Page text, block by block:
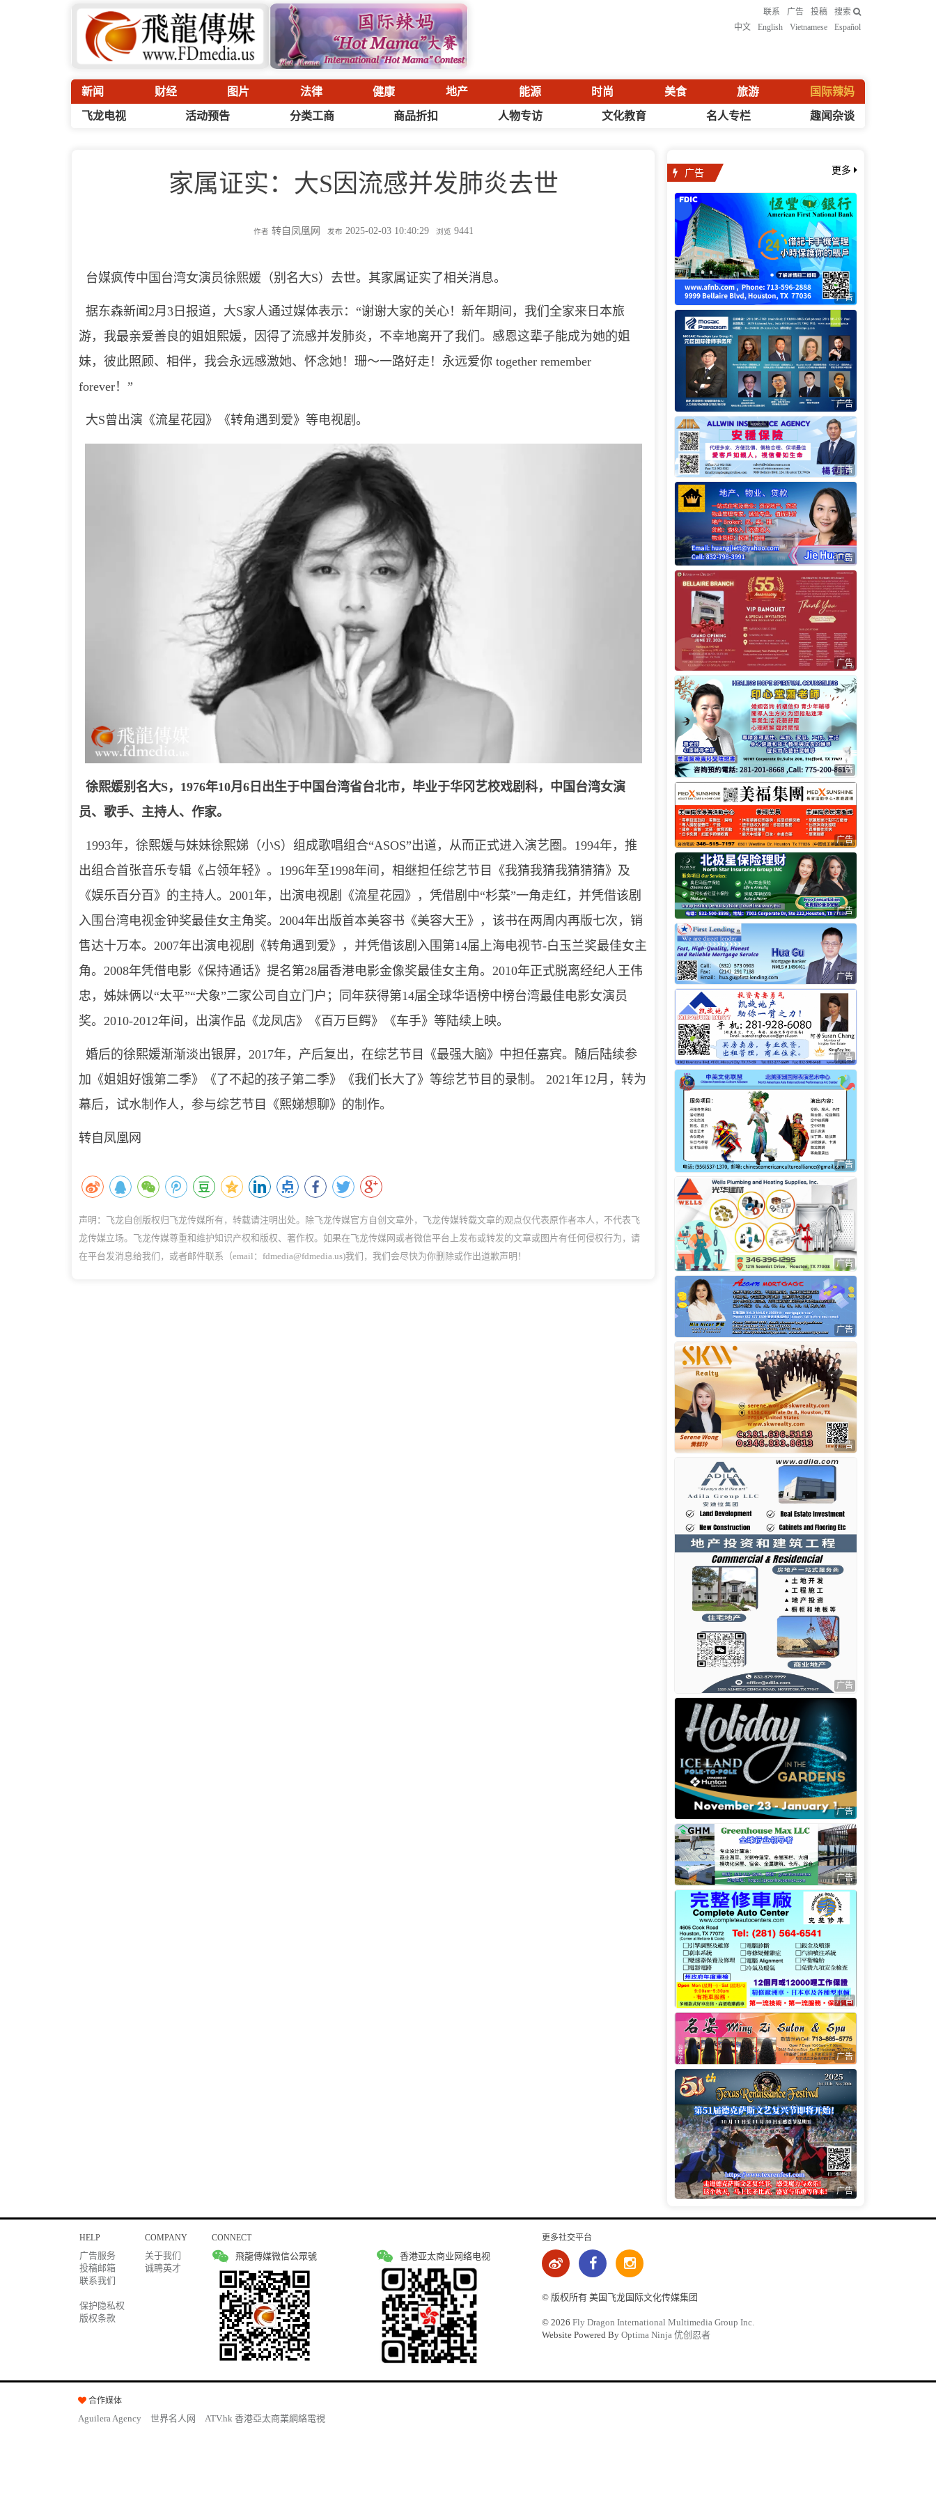
联系 广告 投稿
搜索
中文
English Vietnamese Español
新闻 财经 图片 法律 健康 地产 能源 时尚 美食 旅游 国际辣妈
飞龙电视 活动预告 分类工商 商品折扣 人物专访 文化教育 名人专栏 趣闻杂谈
家属证实：大S因流感并发肺炎去世
作者 转自凤凰网 发布 2025-02-03 10:40:29 浏览 9441
台媒疯传中国台湾女演员徐熙媛（别名大S）去世。其家属证实了相关消息。
据东森新闻2月3日报道，大S家人通过媒体表示：“谢谢大家的关心！新年期间，我们全家来日本旅
游，我最亲爱善良的姐姐熙媛，因得了流感并发肺炎，不幸地离开了我们。感恩这辈子能成为她的姐
妹，彼此照顾、相伴，我会永远感激她、怀念她！珊～一路好走！永远爱你 together remember
forever！”
大S曾出演《流星花园》《转角遇到爱》等电视剧。
徐熙媛别名大S，1976年10月6日出生于中国台湾省台北市，毕业于华冈艺校戏剧科，中国台湾女演
员、歌手、主持人、作家。
1993年，徐熙媛与妹妹徐熙娣（小S）组成歌唱组合“ASOS”出道，从而正式进入演艺圈。1994年，推
出组合首张音乐专辑《占领年轻》。1996年至1998年间，相继担任综艺节目《我猜我猜我猜猜猜》及
《娱乐百分百》的主持人。2001年，出演电视剧《流星花园》，凭借剧中“杉菜”一角走红，并凭借该剧
入围台湾电视金钟奖最佳女主角奖。2004年出版首本美容书《美容大王》，该书在两周内再版七次，销
售达十万本。2007年出演电视剧《转角遇到爱》，并凭借该剧入围第14届上海电视节-白玉兰奖最佳女主
角。2008年凭借电影《保持通话》提名第28届香港电影金像奖最佳女主角。2010年正式脱离经纪人王伟
忠，姊妹俩以“太平”“犬象”二家公司自立门户；同年获得第14届全球华语榜中榜台湾最佳电影女演员
奖。2010-2012年间，出演作品《龙凤店》《百万巨鳄》《车手》等陆续上映。
婚后的徐熙媛渐渐淡出银屏，2017年，产后复出，在综艺节目《最强大脑》中担任嘉宾。随后陆续参
加《姐姐好饿第二季》《了不起的孩子第二季》《我们长大了》等综艺节目的录制。 2021年12月，转为
幕后，试水制作人，参与综艺节目《熙娣想聊》的制作。
转自凤凰网
声明：飞龙自创版权归飞龙传媒所有，转载请注明出处。除飞龙传媒官方自创文章外，飞龙传媒转载文章的观点仅代表原作者本人，不代表飞
龙传媒立场。飞龙传媒尊重和维护知识产权和版权、著作权。如果在飞龙传媒网或者微信平台上发布或转发的文章或图片有任何侵权行为，请
在平台发消息给我们，或者邮件联系（email：fdmedia@fdmedia.us)我们，我们会尽快为你删除或作出道歉声明！
广告 更多
广告
广告
广告
广告
广告
广告
广告
广告
广告
广告
广告
广告
广告
广告
广告
广告
广告
广告
广告
广告
HELP
广告服务
投稿邮箱
联系我们
保护隐私权
版权条款
COMPANY
关于我们
诚聘英才
CONNECT
飛龍傳媒微信公眾號 香港亚太商业网络电视
更多社交平台
© 版权所有 美国飞龙国际文化传媒集团
© 2026 Fly Dragon International Multimedia Group Inc.
Website Powered By Optima Ninja 优创忍者
合作媒体
Aguilera Agency 世界名人网 ATV.hk 香港亞太商業網絡電視